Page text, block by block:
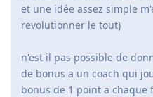
et une idée assez simple
revolutionner le tout)
n'est il pas possible de
de bonus a un coach qui
bonus de 1 point a chaque